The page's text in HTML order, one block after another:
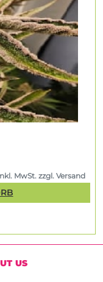
MwSt. zzgl. Versand
US